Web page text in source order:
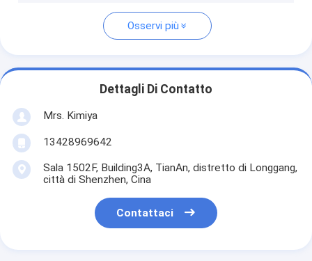
Osservi più
Dettagli Di Contatto
Mrs. Kimiya
13428969642
Sala 1502F, Building3A, TianAn, distretto di Longgang,
città di Shenzhen, Cina
Contattaci